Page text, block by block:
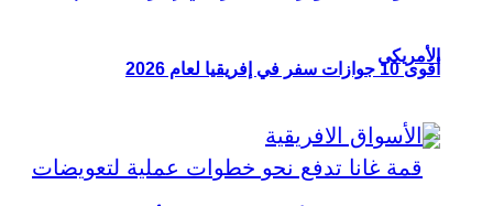
الأمريكي
أقوى 10 جوازات سفر في إفريقيا لعام 2026